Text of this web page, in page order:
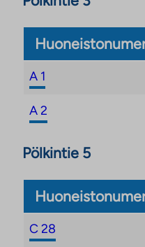
A 1
A 2
Pölkintie 5
C 28